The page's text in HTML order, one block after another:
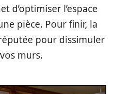
d’optimiser l’espace
pièce. Pour finir, la
pour dissimuler
murs.